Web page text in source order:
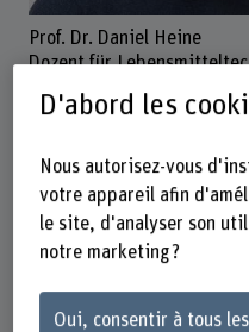
Prof. Dr. Daniel Heine
Dozent für
Contact
+41 31 910 29 72
Afficher l'e-mail
www.bfh.ch/fr/daniel-
D'abord les
Nous autorisez-vous
votre appareil afin
le site, d'analyser son
notre marketing ?
Oui, consentir à tous